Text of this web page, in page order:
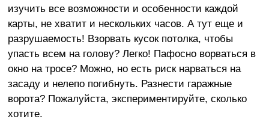
изучить все возможности и особенности каждой
карты, не хватит и нескольких часов. А тут еще и
разрушаемость! Взорвать кусок потолка, чтобы
упасть всем на голову? Легко! Пафосно ворваться в
окно на тросе? Можно, но есть риск нарваться на
засаду и нелепо погибнуть. Разнести гаражные
ворота? Пожалуйста, экспериментируйте, сколько
хотите.